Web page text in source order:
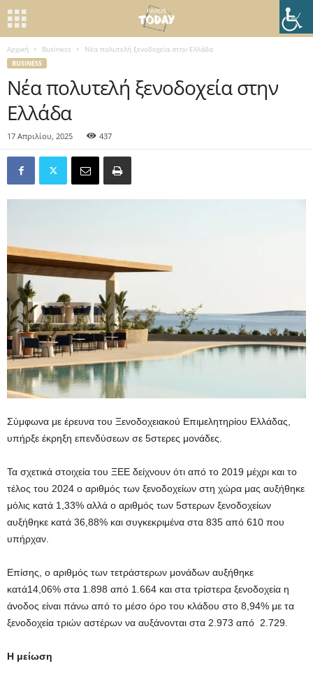
Αρχική Business Νέα πολυτελή ξενοδοχεία στην Ελλάδα
BUSINESS
Νέα πολυτελή ξενοδοχεία στην
Ελλάδα
17 Απριλίου, 2025 437
Σύμφωνα με έρευνα του Ξενοδοχειακού Επιμελητηρίου Ελλάδας,
υπήρξε έκρηξη επενδύσεων σε 5στερες μονάδες.
Τα σχετικά στοιχεία του ΞΕΕ δείχνουν ότι από το 2019 μέχρι και το
τέλος του 2024 ο αριθμός των ξενοδοχείων στη χώρα μας αυξήθηκε
μόλις κατά 1,33% αλλά ο αριθμός των 5στερων ξενοδοχείων
αυξήθηκε κατά 36,88% και συγκεκριμένα στα 835 από 610 που
υπήρχαν.
Επίσης, ο αριθμός των τετράστερων μονάδων αυξήθηκε
κατά14,06% στα 1.898 από 1.664 και στα τρίστερα ξενοδοχεία η
άνοδος είναι πάνω από το μέσο όρο του κλάδου στο 8,94% με τα
ξενοδοχεία τριών αστέρων να αυξάνονται στα 2.973 από 2.729.
Η μείωση